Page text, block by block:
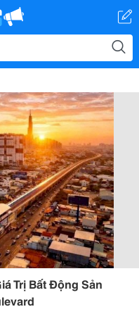
Trị Bất Động Sản